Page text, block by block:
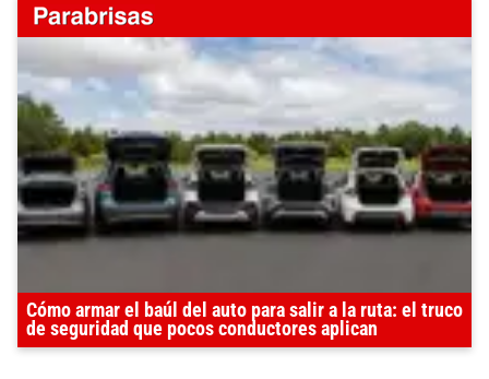
Cómo armar el baúl del auto para salir a la ruta: el truco
de seguridad que pocos conductores aplican